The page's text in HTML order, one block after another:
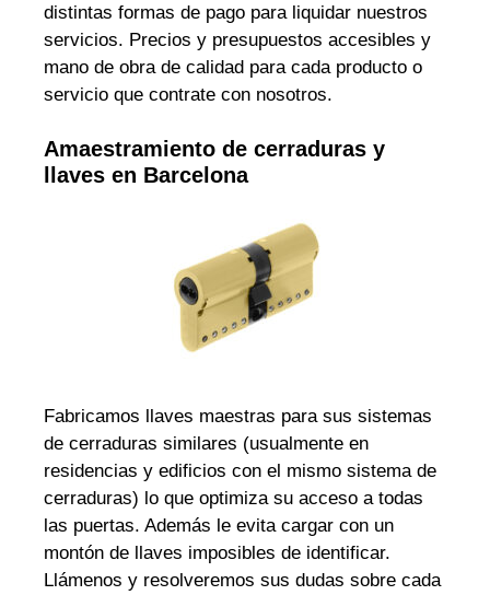
distintas formas de pago para liquidar nuestros
servicios. Precios y presupuestos accesibles y
mano de obra de calidad para cada producto o
servicio que contrate con nosotros.
Amaestramiento de cerraduras y
llaves en Barcelona
Fabricamos llaves maestras para sus sistemas
de cerraduras similares (usualmente en
residencias y edificios con el mismo sistema de
cerraduras) lo que optimiza su acceso a todas
las puertas. Además le evita cargar con un
montón de llaves imposibles de identificar.
Llámenos y resolveremos sus dudas sobre cada